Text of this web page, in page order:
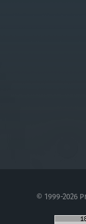
© 1999-2026